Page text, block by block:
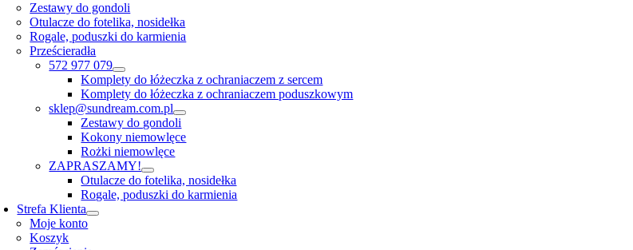
Zestawy do gondoli
Otulacze do fotelika, nosidełka
Rogale, poduszki do karmienia
Prześcieradła
572 977 079
Komplety do łóżeczka z ochraniaczem z sercem
Komplety do łóżeczka z ochraniaczem poduszkowym
sklep@sundream.com.pl
Zestawy do gondoli
Kokony niemowlęce
Rożki niemowlęce
ZAPRASZAMY!
Otulacze do fotelika, nosidełka
Rogale, poduszki do karmienia
Strefa Klienta
Moje konto
Koszyk